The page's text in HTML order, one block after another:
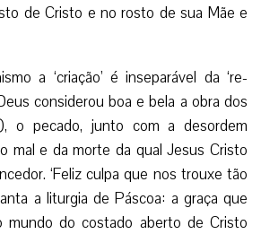
de Cristo e no rosto de sua Mãe e
a ‘criação’ é inseparável da ‘re-
considerou boa e bela a obra dos
o pecado, junto com a desordem
mal e da morte da qual Jesus Cristo
‘Feliz culpa que nos trouxe tão
a liturgia de Páscoa: a graça que
mundo do costado aberto de Cristo